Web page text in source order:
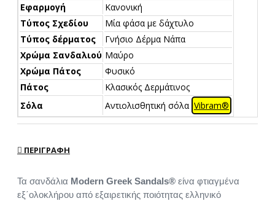
Εφαρμογή
Κανονική
Τύπος Σχεδίου
Μία φάσα με δάχτυλο
Τύπος δέρματος
Γνήσιο Δέρμα Νάπα
Χρώμα Σανδαλιού Μαύρο
Χρώμα Πάτος
Φυσικό
Πάτος
Κλασικός Δερμάτινος
Σόλα
Αντιολισθητική σόλα Vibram®
ΠΕΡΙΓΡΑΦΉ
Τα σανδάλια Modern Greek Sandals® είνα φτιαγμένα
εξ΄ολοκλήρου από εξαιρετικής ποιότητας ελληνικό